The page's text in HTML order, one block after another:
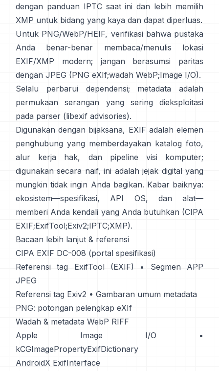
dengan panduan IPTCsaat ini dan lebih memilih
XMP untuk bidang yang kaya dan dapat diperluas.
Untuk PNG/WebP/HEIF, verifikasi bahwa pustaka
Anda benar-benar membaca/menulis lokasi
EXIF/XMP modern; jangan berasumsi paritas
dengan JPEG (PNG eXIf;wadah WebP;Image I/O).
Selalu perbarui dependensi; metadata adalah
permukaan serangan yang sering dieksploitasi
pada parser (libexif advisories).
Digunakan dengan bijaksana, EXIF adalah elemen
penghubung yang memberdayakan katalog foto,
alur kerja hak, dan pipeline visi komputer;
digunakan secara naif, ini adalah jejak digital yang
mungkin tidak ingin Anda bagikan. Kabar baiknya:
ekosistem—spesifikasi, API OS, dan alat—
memberi Anda kendali yang Anda butuhkan (CIPA
EXIF;ExifTool;Exiv2;IPTC;XMP).
Bacaan lebih lanjut & referensi
CIPA EXIF DC-008 (portal spesifikasi)
Referensi tag ExifTool (EXIF) •
Segmen APP
JPEG
Referensi tag Exiv2 • Gambaran umum metadata
PNG: potongan pelengkap eXIf
Wadah & metadata WebP RIFF
Apple Image I/O •
kCGImagePropertyExifDictionary
AndroidX ExifInterface